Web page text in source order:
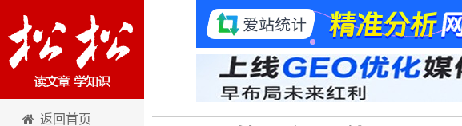
卢松松博客
返回首页